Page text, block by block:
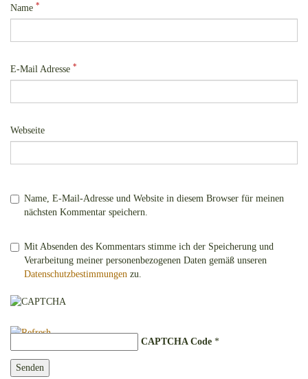
Name *
E-Mail Adresse *
Webseite
Name, E-Mail-Adresse und Website in diesem Browser für meinen
nächsten Kommentar speichern.
Mit Absenden des Kommentars stimme ich der Speicherung und
Verarbeitung meiner personenbezogenen Daten gemäß unseren
Datenschutzbestimmungen zu.
CAPTCHA Code *